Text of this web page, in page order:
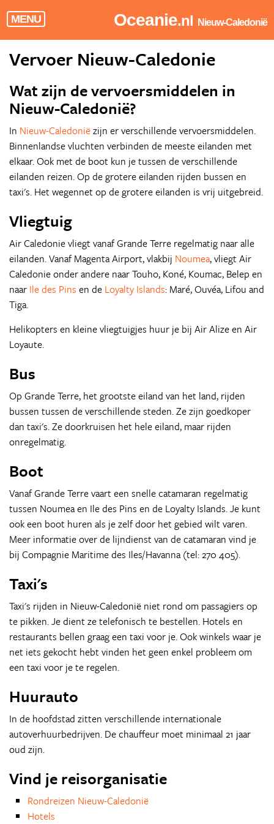
MENU Oceanie.nl Nieuw-Caledonië
Vervoer Nieuw-Caledonie
Wat zijn de vervoersmiddelen in
Nieuw-Caledonië?
In Nieuw-Caledoniëzijn er verschillende vervoersmiddelen.
Binnenlandse vluchten verbinden de meeste eilanden met
elkaar. Ook met de boot kun je tussen de verschillende
eilanden reizen. Op de grotere eilanden rijden bussen en
taxi's. Het wegennet op de grotere eilanden is vrij uitgebreid.
Vliegtuig
Air Caledonie vliegt vanaf Grande Terre regelmatig naar alle
eilanden. Vanaf Magenta Airport, vlakbij Noumea, vliegt Air
Caledonie onder andere naar Touho, Koné, Koumac, Belep en
naar Ile des Pins en de Loyalty Islands: Maré, Ouvéa, Lifou and
Tiga.
Helikopters en kleine vliegtuigjes huur je bij Air Alize en Air
Loyaute.
Bus
Op Grande Terre, het grootste eiland van het land, rijden
bussen tussen de verschillende steden. Ze zijn goedkoper
dan taxi's. Ze doorkruisen het hele eiland, maar rijden
onregelmatig.
Boot
Vanaf Grande Terre vaart een snelle catamaran regelmatig
tussen Noumea en Ile des Pins en de Loyalty Islands. Je kunt
ook een boot huren als je zelf door het gebied wilt varen.
Meer informatie over de lijndienst van de catamaran vind je
bij Compagnie Maritime des Iles/Havanna (tel: 270 405).
Taxi's
Taxi's rijden in Nieuw-Caledonië niet rond om passagiers op
te pikken. Je dient ze telefonisch te bestellen. Hotels en
restaurants bellen graag een taxi voor je. Ook winkels waar je
net iets gekocht hebt vinden het geen enkel probleem om
een taxi voor je te regelen.
Huurauto
In de hoofdstad zitten verschillende internationale
autoverhuurbedrijven. De chauffeur moet minimaal 21 jaar
oud zijn.
Vind je reisorganisatie
Rondreizen Nieuw-Caledonië
Hotels